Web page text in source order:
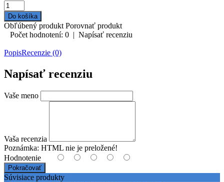
Obľúbený produkt Porovnať produkt
Počet hodnotení: 0 | Napísať recenziu
PopisRecenzie (0)
Napísať recenziu
Vaše meno
Vaša recenzia
Poznámka: HTML nie je preložené!
Hodnotenie
Pokračovať
Súvisiace produkty